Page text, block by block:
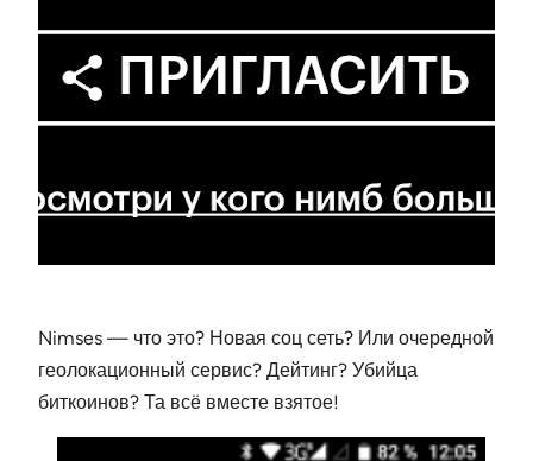
Nimses — что это? Новая соц сеть? Или очередной
геолокационный сервис? Дейтинг? Убийца
биткоинов? Та всё вместе взятое!